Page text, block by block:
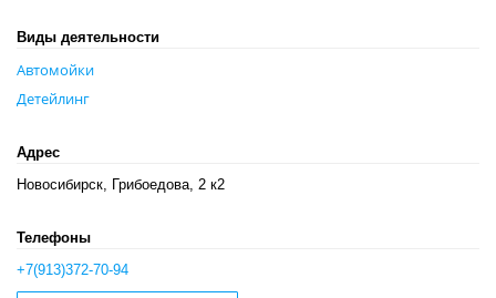
Виды деятельности
Автомойки
Детейлинг
Адрес
Новосибирск, Грибоедова, 2 к2
Телефоны
+7(913)372-70-94